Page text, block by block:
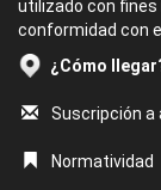
utilizado con
conformidad con el
¿Cómo
Suscripción
Normatividad